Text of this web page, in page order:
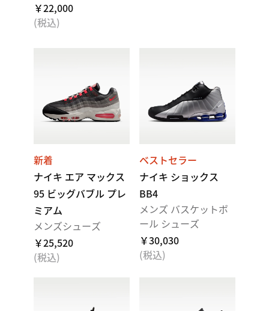
￥22,000
(税込)
新着
ナイキ エア マックス
95 ビッグバブル プレ
ミアム
メンズシューズ
￥25,520
(税込)
ベストセラー
ナイキ ショックス
BB4
メンズ バスケットボ
ール シューズ
￥30,030
(税込)